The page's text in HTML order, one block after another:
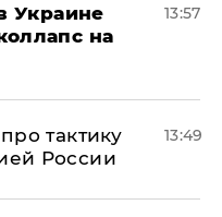
Украине
на
13:57
тактику
России
13:49